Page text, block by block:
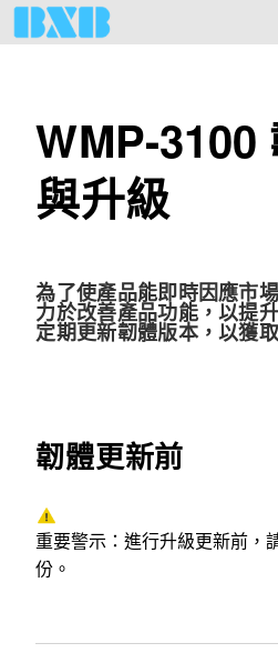
WMP-3100
與升級
為了使產品能即時因應市
力於改善產品功能，以提
定期更新韌體版本，以獲
韌體更新前
重要警示：進行升級更新前，
份。